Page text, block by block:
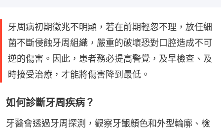
牙周病初期徵兆不明顯，若在前期輕忽不理，放任細
菌不斷侵蝕牙周組織，嚴重的破壞恐對口腔造成不可
逆的傷害。因此，患者務必提高警覺，及早檢查、及
時接受治療，才能將傷害降到最低。
如何診斷牙周疾病？
牙醫會透過牙周探測，觀察牙齦顏色和外型輪廓、檢